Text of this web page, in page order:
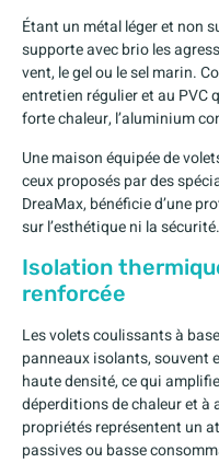
Étant un métal léger et non
supporte avec brio les
vent, le gel ou le sel marin.
entretien régulier et au PVC
forte chaleur, l’aluminium
Une maison équipée de
ceux proposés par des
DreaMax, bénéficie d’une
sur l’esthétique ni la sécurité.
Isolation
renforcée
Les volets coulissants à
panneaux isolants, souvent
haute densité, ce qui
déperditions de chaleur et à
propriétés représentent un
passives ou basse